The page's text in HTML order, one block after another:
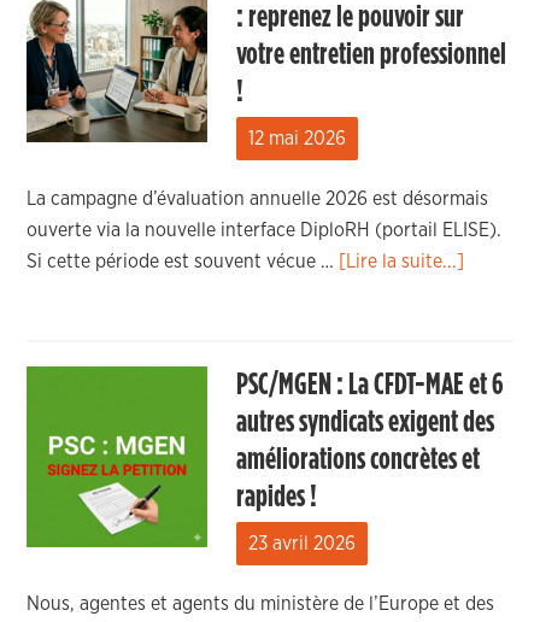
: reprenez le pouvoir sur
votre entretien professionnel
!
12 mai 2026
La campagne d’évaluation annuelle 2026 est désormais
ouverte via la nouvelle interface DiploRH (portail ELISE).
Si cette période est souvent vécue …
[Lire la suite...]
PSC/MGEN : La CFDT-MAE et 6
autres syndicats exigent des
améliorations concrètes et
rapides !
23 avril 2026
Nous, agentes et agents du ministère de l’Europe et des